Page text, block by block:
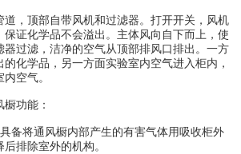
，顶部自带风机和过滤器。打开开关，风机
保证化学品不会溢出。主体风向自下而上，使
器过滤，洁净的空气从顶部排风口排出。一方
化学品，另一方面实验室内空气进入柜内，
空气。
功能：
将通风橱内部产生的有害气体用吸收柜外
排除室外的机构。